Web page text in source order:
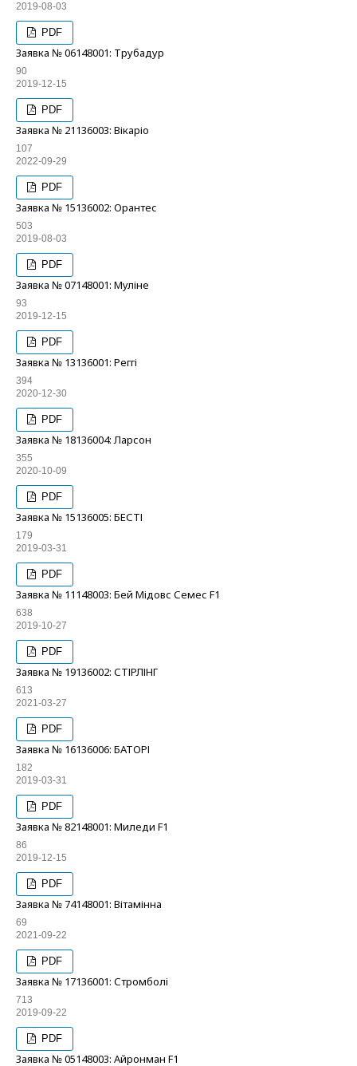
2019-08-03
PDF
Заявка № 06148001: Трубадур
90
2019-12-15
PDF
Заявка № 21136003: Вікаріо
107
2022-09-29
PDF
Заявка № 15136002: Орантес
503
2019-08-03
PDF
Заявка № 07148001: Муліне
93
2019-12-15
PDF
Заявка № 13136001: Реггі
394
2020-12-30
PDF
Заявка № 18136004: Ларсон
355
2020-10-09
PDF
Заявка № 15136005: БЕСТІ
179
2019-03-31
PDF
Заявка № 11148003: Бей Мідовс Семес F1
638
2019-10-27
PDF
Заявка № 19136002: СТІРЛІНГ
613
2021-03-27
PDF
Заявка № 16136006: БАТОРІ
182
2019-03-31
PDF
Заявка № 82148001: Миледи F1
86
2019-12-15
PDF
Заявка № 74148001: Вітамінна
69
2021-09-22
PDF
Заявка № 17136001: Стромболі
713
2019-09-22
PDF
Заявка № 05148003: Айронман F1